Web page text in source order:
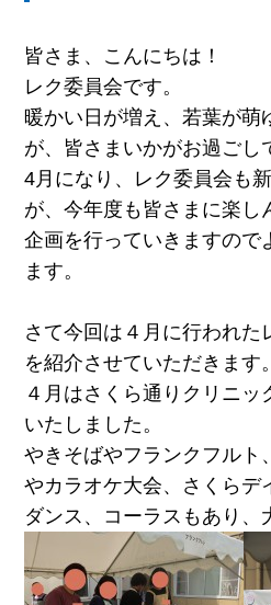
皆さま、こんにちは！
レク委員会です。
暖かい日が増え、若葉が萌
が、皆さまいかがお過ごし
4月になり、レク委員会も
が、今年度も皆さまに楽し
企画を行っていきますので
ます。
さて今回は４月に行われた
を紹介させていただきます。
４月はさくら通りクリニッ
いたしました。
やきそばやフランクフルト
やカラオケ大会、さくらデ
ダンス、コーラスもあり、